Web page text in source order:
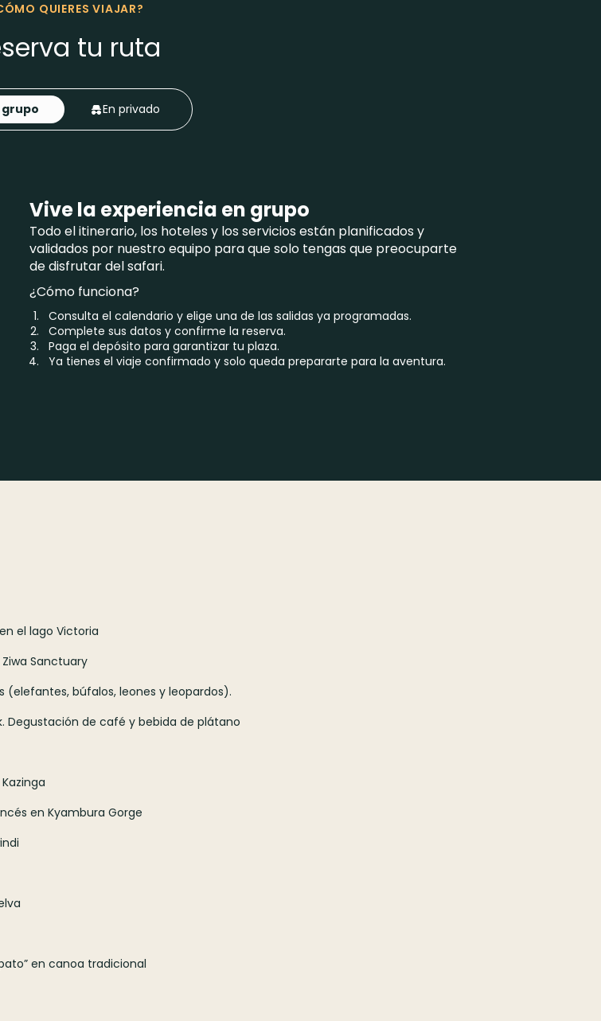
QUIERES VIAJAR?
tu ruta
grupo En privado
Vive la experiencia en grupo
Todo el itinerario, los hoteles y los servicios están planificados y
validados por nuestro equipo para que solo tengas que preocuparte
de disfrutar del safari.
¿Cómo funciona?
Consulta el calendario y elige una de las salidas ya programadas.
Complete sus datos y confirme la reserva.
Paga el depósito para garantizar tu plaza.
Ya tienes el viaje confirmado y solo queda prepararte para la aventura.
el lago Victoria
Sanctuary
(elefantes, búfalos, leones y leopardos).
Degustación de café y bebida de plátano
en Kyambura Gorge
en canoa tradicional